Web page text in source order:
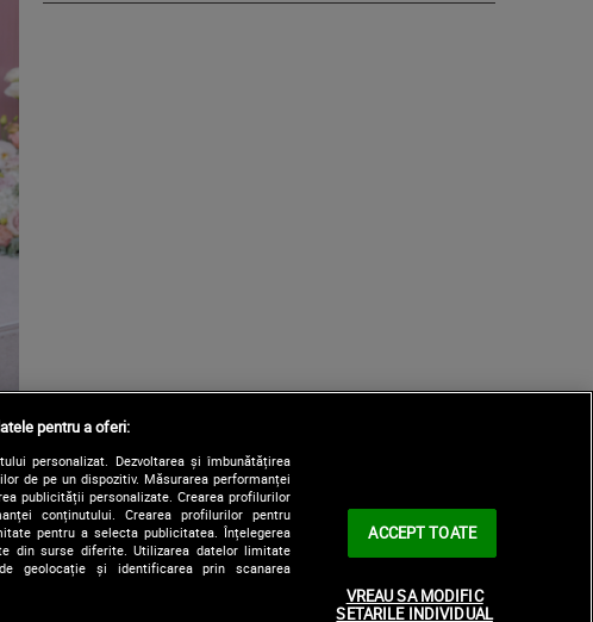
pentru a oferi:
personalizat. Dezvoltarea și îmbunătățirea
de pe un dispozitiv. Măsurarea performanței
publicității personalizate. Crearea profilurilor
conținutului. Crearea profilurilor pentru
pentru a selecta publicitatea. Înțelegerea
din surse diferite. Utilizarea datelor limitate
geolocație și identificarea prin scanarea
ACCEPT TOATE
VREAU SA MODIFIC
SETARILE INDIVIDUAL